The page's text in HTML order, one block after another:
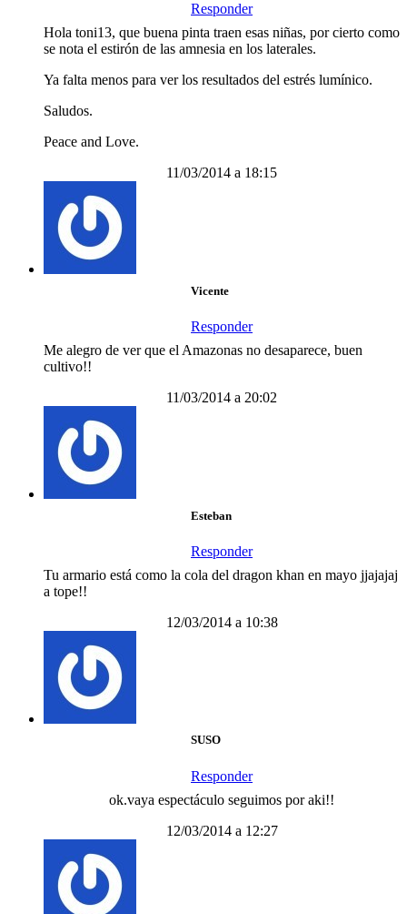
Responder
Hola toni13, que buena pinta traen esas niñas, por cierto como
se nota el estirón de las amnesia en los laterales.
Ya falta menos para ver los resultados del estrés lumínico.
Saludos.
Peace and Love.
11/03/2014 a 18:15
Vicente
Responder
Me alegro de ver que el Amazonas no desaparece, buen
cultivo!!
11/03/2014 a 20:02
Esteban
Responder
Tu armario está como la cola del dragon khan en mayo jjajajaj
a tope!!
12/03/2014 a 10:38
SUSO
Responder
ok.vaya espectáculo seguimos por aki!!
12/03/2014 a 12:27